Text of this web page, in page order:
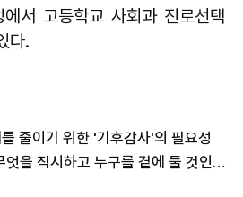
서 고등학교 사회과 진로선택
다.
줄이기 위한 '기후감사'의 필요성
법률 위기, 경영자는 무엇을 직시하고 누구를 곁에 둘 것인가